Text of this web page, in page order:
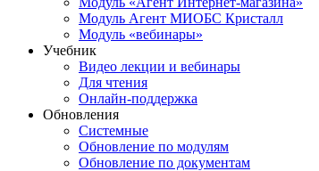
Модуль Агент МИОБС Кристалл
Модуль «вебинары»
Учебник
Видео лекции и вебинары
Для чтения
Онлайн-поддержка
Обновления
Системные
Обновление по модулям
Обновление по документам